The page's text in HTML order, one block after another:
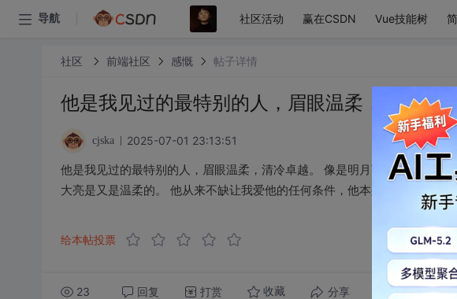
导航 社区活动 赢在CSDN Vue技能树
社区 前端社区 感慨 帖子详情
他是我见过的最特别的人，眉眼温柔，清冷卓
cjska 2025-07-01 23:13:51
他是我见过的最特别的人，眉眼温柔，清冷卓越。 像是明月下的松间山泉
大亮是又是温柔的。 他从来不缺让我爱他的任何条件，他本身就已经是我喜
给本帖投票
23 回复 打赏 收藏 分享 转发到动态